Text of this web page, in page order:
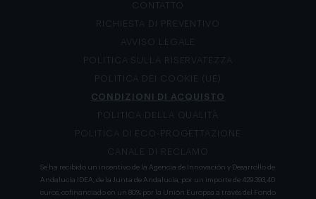
CONTATTO
RICHIESTA DI PREVENTIVO
AVVISO LEGALE
POLITICA SULLA RISERVATEZZA
POLITICA DEI COOKIE (UE)
CONDIZIONI DI ACQUISTO
POLITICA DELLA QUALITÀ
POLITICA DI ECO-PROGETTAZIONE
CANALE DI RECLAMO
Se ha recibido un incentivo de la Agencia de Innovación y Desarrollo de
Andalucía IDEA, de la Junta de Andalucía, por un importe de 429.393,40
euros, cofinanciado en un 80% por la Unión Europea a través del Fondo